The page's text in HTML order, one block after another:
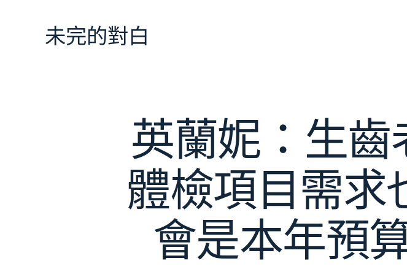
未完的對白
英蘭妮：生
體檢項目需求
會是本年預